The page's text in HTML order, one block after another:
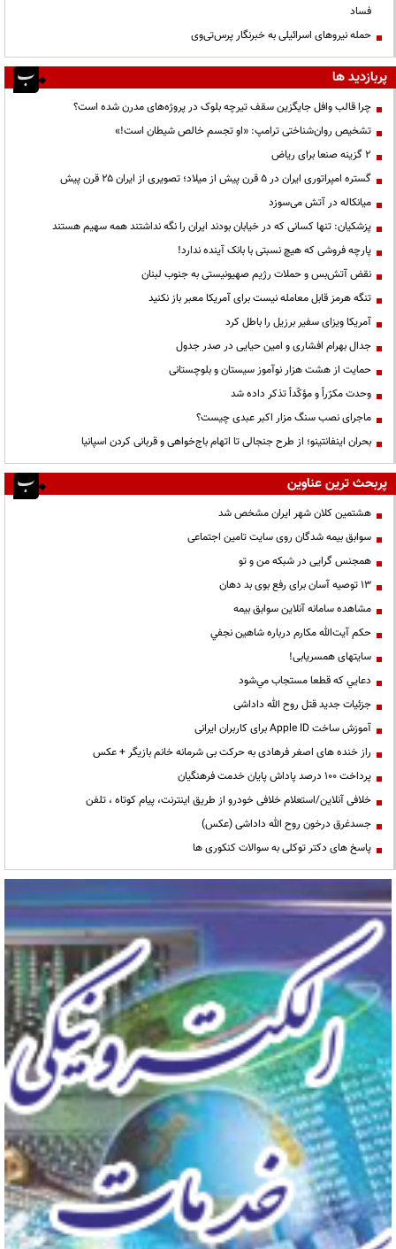
فساد
حمله نیروهای اسرائیلی به خبرنگار پرس‌تی‌وی
پربازدید ها
چرا قالب وافل جایگزین سقف تیرچه بلوک در پروژه‌های مدرن شده است؟
تشخیص روان‌شناختی ترامپ: «او تجسم خالص شیطان است!»
۲ گزینه صنعا برای ریاض
گستره امپراتوری ایران در ۵ قرن پیش از میلاد؛ تصویری از ایران ۲۵ قرن پیش
میانکاله در آتش می‌سوزد
پزشکیان: تنها کسانی که در خیابان بودند ایران را نگه نداشتند همه سهیم هستند
پارچه فروشی که هیچ نسبتی با بانک آینده ندارد!
نقض آتش‌بس و حملات رژیم صهیونیستی به جنوب لبنان
تنگه هرمز قابل معامله نیست برای آمریکا معبر باز نکنید
آمریکا ویزای سفیر برزیل را باطل کرد
جدال بهرام افشاری و امین حیایی در صدر جدول
حمایت از هشت هزار نوآموز سیستان و بلوچستانی
وحدت مکرّراً و مؤکّداً تذکر داده شد
ماجرای نصب سنگ مزار اکبر عبدی چیست؟
بحران اینفانتینو؛ از طرح جنجالی تا اتهام باج‌خواهی و قربانی کردن اسپانیا
پربحث ترین عناوین
هشتمین کلان شهر ایران مشخص شد
سوابق بیمه شدگان روی سایت تامین اجتماعی
همجنس گرایی در شبکه من و تو
13 توصیه آسان برای رفع بوی بد دهان
مشاهده سامانه آنلاين سوابق بیمه
حكم آيت‌الله مكارم درباره شاهين نجفي
سایتهای همسریابی!
دعايي كه قطعا مستجاب مي‌شود
جزئیات جدید قتل روح الله داداشی
آموزش ساخت Apple ID برای کاربران ایرانی
راز خنده های اصغر فرهادی به حرکت بی شرمانه خانم بازیگر + عکس
پرداخت ۱۰۰ درصد پاداش پایان خدمت فرهنگیان
خلافی آنلاین/استعلام خلافی خودرو از طریق اینترنت، پیام کوتاه ، تلفن
جسدغرق درخون روح الله داداشی (عکس)
پاسخ های دکتر توکلی به سوالات کنکوری ها